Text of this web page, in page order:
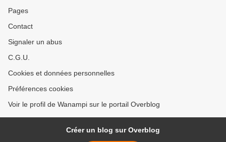
Pages
Contact
Signaler un abus
C.G.U.
Cookies et données personnelles
Préférences cookies
Voir le profil de Wanampi sur le portail Overblog
Créer un blog sur Overblog